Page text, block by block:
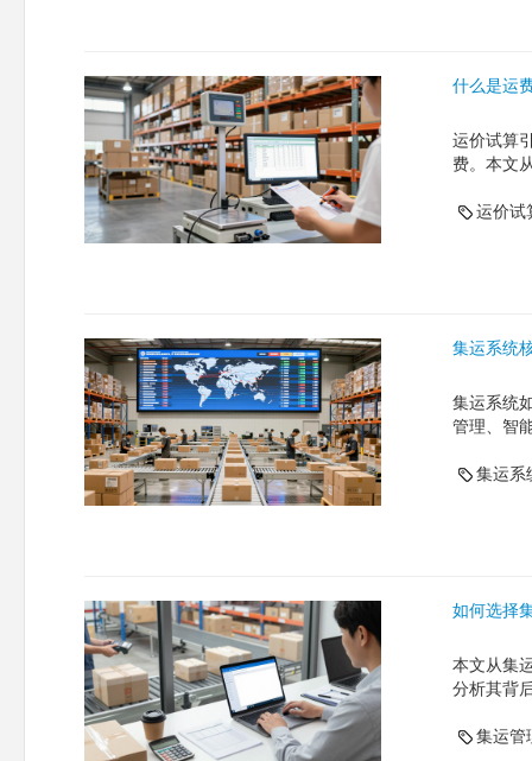
什么是运
运价试算
费。本文
运价试
集运系统
集运系统
管理、智
集运系
如何选择
本文从集
分析其背
集运管